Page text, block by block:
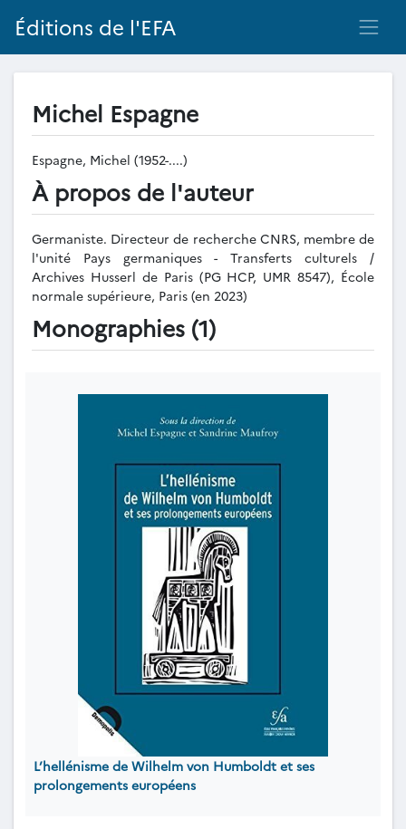
Éditions de l'EFA
Michel Espagne
Espagne, Michel (1952-....)
À propos de l'auteur
Germaniste. Directeur de recherche CNRS, membre de
l'unité Pays germaniques - Transferts culturels /
Archives Husserl de Paris (PG HCP, UMR 8547), École
normale supérieure, Paris (en 2023)
Monographies (1)
L’hellénisme de Wilhelm von Humboldt et ses
prolongements européens